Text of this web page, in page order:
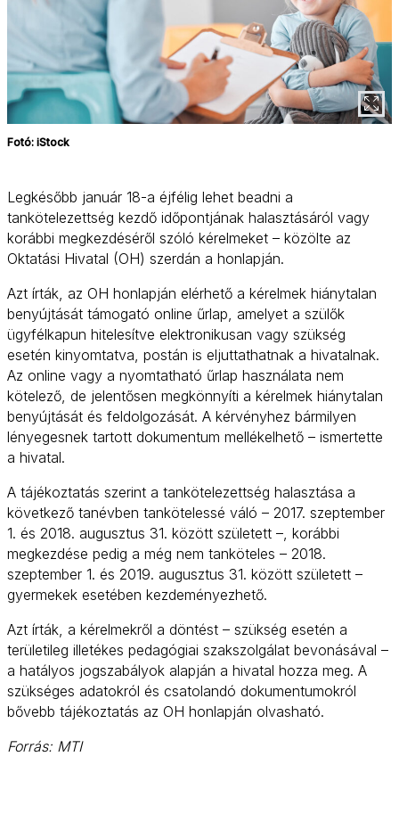
Fotó: iStock
Legkésőbb január 18-a éjfélig lehet beadni a
tankötelezettség kezdő időpontjának halasztásáról vagy
korábbi megkezdéséről szóló kérelmeket – közölte az
Oktatási Hivatal (OH) szerdán a honlapján.
Azt írták, az OH honlapján elérhető a kérelmek hiánytalan
benyújtását támogató online űrlap, amelyet a szülők
ügyfélkapun hitelesítve elektronikusan vagy szükség
esetén kinyomtatva, postán is eljuttathatnak a hivatalnak.
Az online vagy a nyomtatható űrlap használata nem
kötelező, de jelentősen megkönnyíti a kérelmek hiánytalan
benyújtását és feldolgozását. A kérvényhez bármilyen
lényegesnek tartott dokumentum mellékelhető – ismertette
a hivatal.
A tájékoztatás szerint a tankötelezettség halasztása a
következő tanévben tankötelessé váló – 2017. szeptember
1. és 2018. augusztus 31. között született –, korábbi
megkezdése pedig a még nem tanköteles – 2018.
szeptember 1. és 2019. augusztus 31. között született –
gyermekek esetében kezdeményezhető.
Azt írták, a kérelmekről a döntést – szükség esetén a
területileg illetékes pedagógiai szakszolgálat bevonásával –
a hatályos jogszabályok alapján a hivatal hozza meg. A
szükséges adatokról és csatolandó dokumentumokról
bővebb tájékoztatás az OH honlapján olvasható.
Forrás: MTI